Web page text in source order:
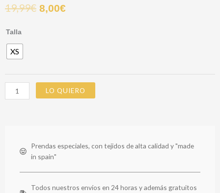
19,99€ 8,00€
Talla
XS
PANTALON
cantidad
LO QUIERO
Prendas especiales, con tejidos de alta calidad y "made
in spain"
Todos nuestros envíos en 24 horas y además gratuitos